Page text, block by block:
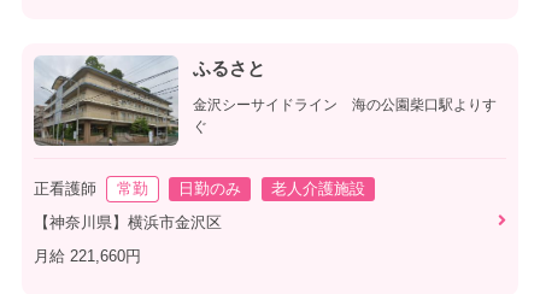
ふるさと
金沢シーサイドライン 海の公園柴口駅よりす
ぐ
正看護師 常勤 日勤のみ
老人介護施設
【神奈川県】横浜市金沢区
月給 221,660円